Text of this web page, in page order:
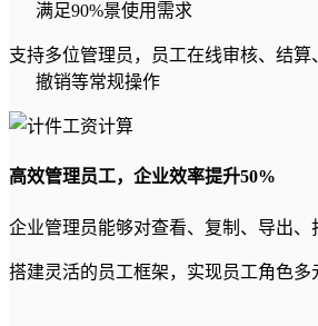
满足90%景使用需求
支持多位管理员，员工在线审核、结算
撤销等常规操作
高效管理员工，企业效率提升50%
企业管理员能够对查看、复制、导出
搭建灵活的员工框架，实现员工角色多